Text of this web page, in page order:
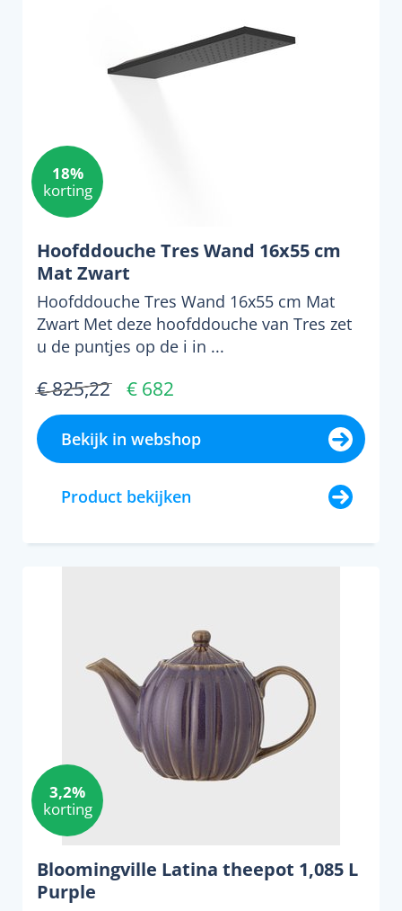
18%
korting
Hoofddouche Tres Wand 16x55 cm
Mat Zwart
Hoofddouche Tres Wand 16x55 cm Mat
Zwart Met deze hoofddouche van Tres zet
u de puntjes op de i in ...
€ 825,22 € 682
Bekijk in webshop
Product bekijken
3,2%
korting
Bloomingville Latina theepot 1,085 L
Purple